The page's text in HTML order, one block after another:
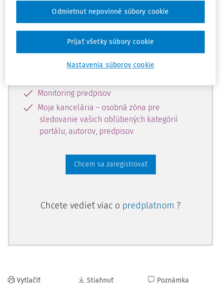
obsahu a získajte prístup na 10 dní
zdarma, stačí sa len zaregistrovať.
Vďaka registrácii získate prístup aj k
vybranému obsahu:
Monitoring predpisov
Moja kancelária – osobná zóna pre
sledovanie vašich obľúbených kategórií
portálu, autorov, predpisov
Chcem sa zaregistrovať
Chcete vedieť viac o predplatnom ?
Vytlačiť Stiahnuť Poznámka
Nastavenia súborov cookie
Odmietnut nepovinné súbory cookie
Prijať všetky súbory cookie